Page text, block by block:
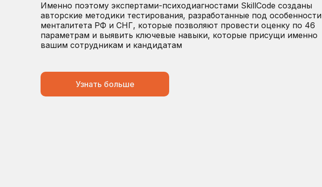
Узнать больше
Именно поэтому экспертами-психодиагностами SkillCode созданы
авторские методики тестирования, разработанные под особенности
менталитета РФ и СНГ, которые позволяют провести оценку по 46
параметрам и выявить ключевые навыки, которые присущи именно
вашим сотрудникам и кандидатам